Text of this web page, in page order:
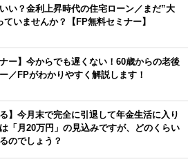
い？金利上昇時代の住宅ローン／まだ”大
ていませんか？【FP無料セミナー】
ナー】今からでも遅くない！60歳からの老後
／FPがわかりやすく解説します！
る】今月末で完全に引退して年金生活に入り
「月20万円」の見込みですが、どのくらい
のでしょう？